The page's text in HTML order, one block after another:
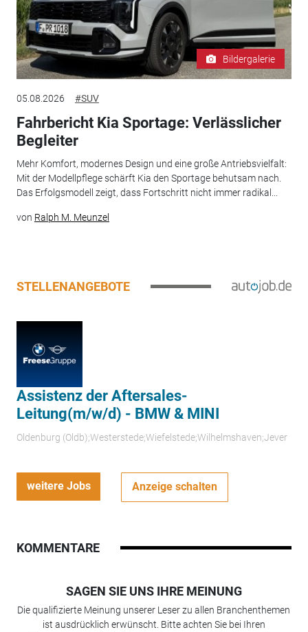
Bildergalerie
05.08.2026 #SUV
Fahrbericht Kia Sportage: Verlässlicher
Begleiter
Mehr Komfort, modernes Design und eine große Antriebsvielfalt:
Mit der Modellpflege schärft Kia den Sportage behutsam nach.
Das Erfolgsmodell zeigt, dass Fortschritt nicht immer radikal...
von Ralph M. Meunzel
STELLENANGEBOTE
Assistenz der Aftersales-
Leitung(m/w/d) - BMW & MINI
Oldenburg (Oldb);Westerstede;Wiefelstede;Wilhelmshaven;Jever
weitere Jobs Anzeige schalten
KOMMENTARE
SAGEN SIE UNS IHRE MEINUNG
Die qualifizierte Meinung unserer Leser zu allen Branchenthemen
ist ausdrücklich erwünscht. Bitte achten Sie bei Ihren